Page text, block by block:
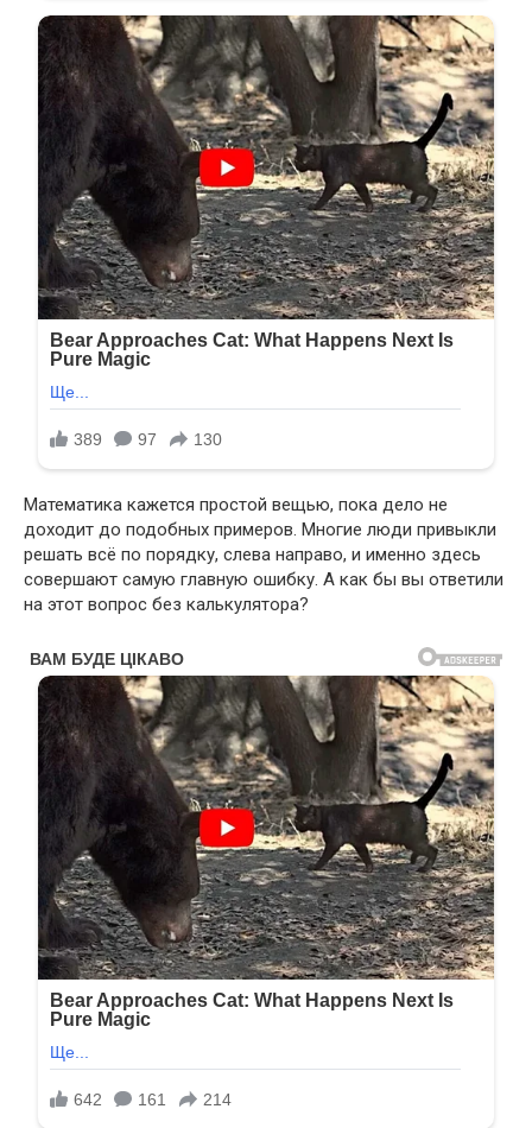
Математика кажется простой вещью, пока дело не
доходит до подобных примеров. Многие люди привыкли
решать всё по порядку, слева направо, и именно здесь
совершают самую главную ошибку. А как бы вы ответили
на этот вопрос без калькулятора?